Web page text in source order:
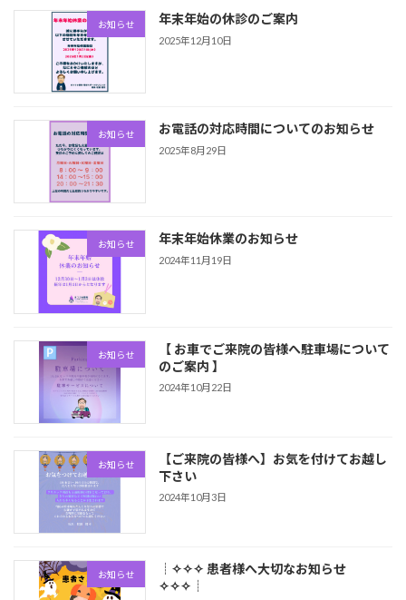
お知らせ 年末年始の休診のご案内
2025年12月10日
お知らせ お電話の対応時間についてのお知らせ
2025年8月29日
お知らせ 年末年始休業のお知らせ
2024年11月19日
お知らせ
【 お車でご来院の皆様へ駐車場について
のご案内 】
2024年10月22日
お知らせ
【ご来院の皆様へ】お気を付けてお越し
下さい
2024年10月3日
お知らせ
┊✧✧✧ 患者様へ大切なお知らせ
✧✧✧┊